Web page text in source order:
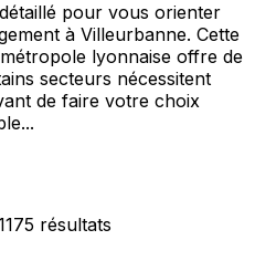
pour vous orienter
à Villeurbanne. Cette
lyonnaise offre de
secteurs nécessitent
de faire votre choix
résultats